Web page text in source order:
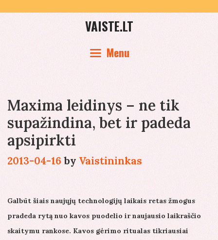
to
content
VAISTE.LT
Menu
Maxima leidinys – ne tik
supažindina, bet ir padeda
apsipirkti
2013-04-16 by Vaistininkas
Galbūt šiais naujųjų technologijų laikais retas žmogus
pradeda rytą nuo kavos puodelio ir naujausio laikraščio
skaitymu rankose. Kavos gėrimo ritualas tikriausiai